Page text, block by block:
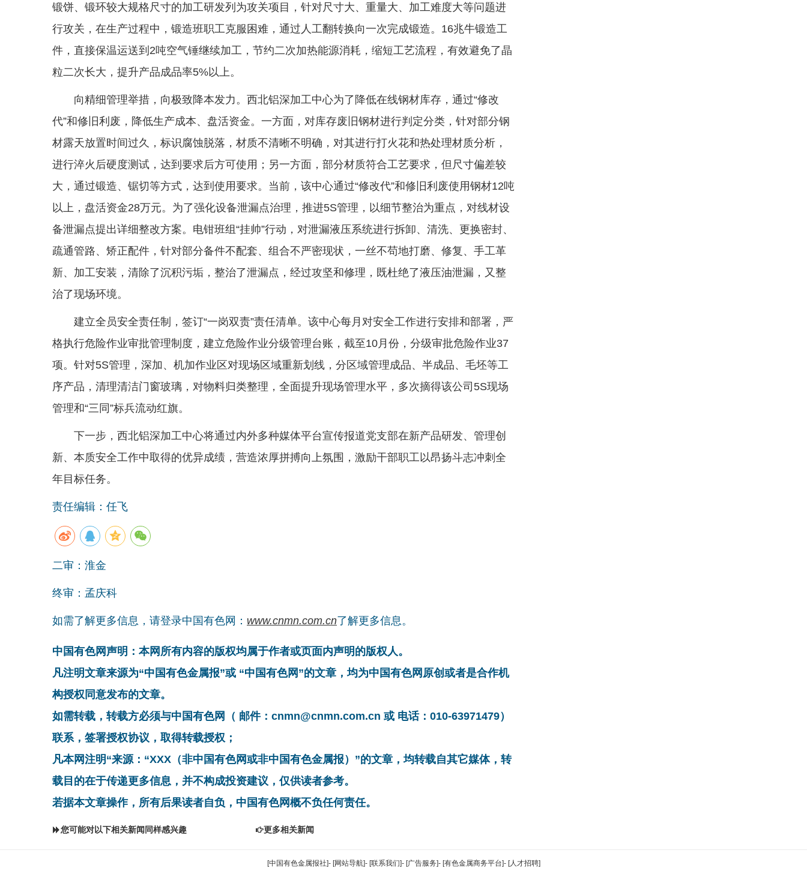
锻饼、锻环较大规格尺寸的加工研发列为攻关项目，针对尺寸大、重量大、加工难度大等问题进
行攻关，在生产过程中，锻造班职工克服困难，通过人工翻转换向一次完成锻造。16兆牛锻造工
件，直接保温运送到2吨空气锤继续加工，节约二次加热能源消耗，缩短工艺流程，有效避免了晶
粒二次长大，提升产品成品率5%以上。
向精细管理举措，向极致降本发力。西北铝深加工中心为了降低在线钢材库存，通过“修改
代”和修旧利废，降低生产成本、盘活资金。一方面，对库存废旧钢材进行判定分类，针对部分钢
材露天放置时间过久，标识腐蚀脱落，材质不清晰不明确，对其进行打火花和热处理材质分析，
进行淬火后硬度测试，达到要求后方可使用；另一方面，部分材质符合工艺要求，但尺寸偏差较
大，通过锻造、锯切等方式，达到使用要求。当前，该中心通过“修改代”和修旧利废使用钢材12吨
以上，盘活资金28万元。为了强化设备泄漏点治理，推进5S管理，以细节整治为重点，对线材设
备泄漏点提出详细整改方案。电钳班组“挂帅”行动，对泄漏液压系统进行拆卸、清洗、更换密封、
疏通管路、矫正配件，针对部分备件不配套、组合不严密现状，一丝不苟地打磨、修复、手工革
新、加工安装，清除了沉积污垢，整治了泄漏点，经过攻坚和修理，既杜绝了液压油泄漏，又整
治了现场环境。
建立全员安全责任制，签订“一岗双责”责任清单。该中心每月对安全工作进行安排和部署，严
格执行危险作业审批管理制度，建立危险作业分级管理台账，截至10月份，分级审批危险作业37
项。针对5S管理，深加、机加作业区对现场区域重新划线，分区域管理成品、半成品、毛坯等工
序产品，清理清洁门窗玻璃，对物料归类整理，全面提升现场管理水平，多次摘得该公司5S现场
管理和“三同”标兵流动红旗。
下一步，西北铝深加工中心将通过内外多种媒体平台宣传报道党支部在新产品研发、管理创
新、本质安全工作中取得的优异成绩，营造浓厚拼搏向上氛围，激励干部职工以昂扬斗志冲刺全
年目标任务。
责任编辑：任飞
二审：淮金
终审：孟庆科
如需了解更多信息，请登录中国有色网： www.cnmn.com.cn了解更多信息。
中国有色网声明：本网所有内容的版权均属于作者或页面内声明的版权人。
凡注明文章来源为“中国有色金属报”或 “中国有色网”的文章，均为中国有色网原创或者是合作机
构授权同意发布的文章。
如需转载，转载方必须与中国有色网（ 邮件：cnmn@cnmn.com.cn 或 电话：010-63971479）
联系，签署授权协议，取得转载授权；
凡本网注明“来源：“XXX（非中国有色网或非中国有色金属报）”的文章，均转载自其它媒体，转
载目的在于传递更多信息，并不构成投资建议，仅供读者参考。
若据本文章操作，所有后果读者自负，中国有色网概不负任何责任。
您可能对以下相关新闻同样感兴趣 更多相关新闻
[中国有色金属报社]- [网站导航]- [联系我们]- [广告服务]- [有色金属商务平台]- [人才招聘]